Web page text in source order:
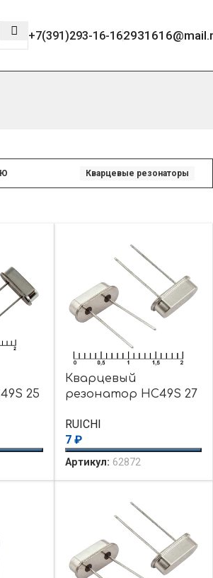
+7(391)293-16-16
Кварцевые резонаторы
25
Кварцевый
резонатор HC49S 27
RUICHI
7₽
Артикул: 62872